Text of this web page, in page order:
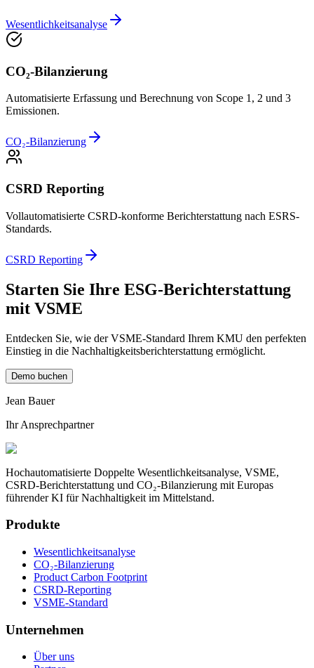
Wesentlichkeitsanalyse
CO₂-Bilanzierung
Automatisierte Erfassung und Berechnung von Scope 1, 2 und 3
Emissionen.
CO₂-Bilanzierung
CSRD Reporting
Vollautomatisierte CSRD-konforme Berichterstattung nach ESRS-
Standards.
CSRD Reporting
Starten Sie Ihre ESG-Berichterstattung
mit VSME
Entdecken Sie, wie der VSME-Standard Ihrem KMU den perfekten
Einstieg in die Nachhaltigkeitsberichterstattung ermöglicht.
Demo buchen
Jean Bauer
Ihr Ansprechpartner
Hochautomatisierte Doppelte Wesentlichkeitsanalyse, VSME,
CSRD-Berichterstattung und CO₂-Bilanzierung mit Europas
führender KI für Nachhaltigkeit im Mittelstand.
Produkte
Wesentlichkeitsanalyse
CO₂-Bilanzierung
Product Carbon Footprint
CSRD-Reporting
VSME-Standard
Unternehmen
Über uns